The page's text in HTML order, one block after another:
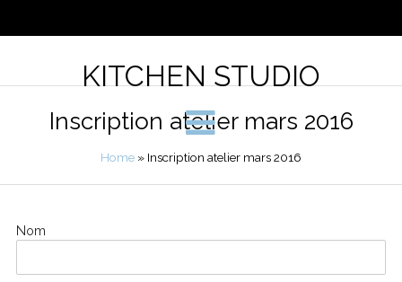
KITCHEN STUDIO
Inscription atelier mars 2016
Home » Inscription atelier mars 2016
Nom